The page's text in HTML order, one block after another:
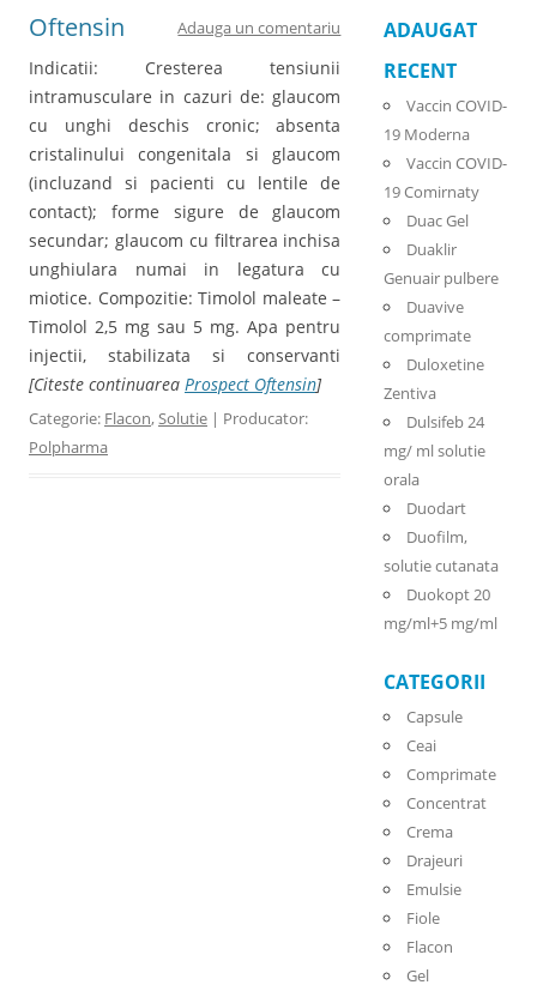
Oftensin Adauga un comentariu
Indicatii: Cresterea tensiunii
intramusculare in cazuri de: glaucom
cu unghi deschis cronic; absenta
cristalinului congenitala si glaucom
(incluzand si pacienti cu lentile de
contact); forme sigure de glaucom
secundar; glaucom cu filtrarea inchisa
unghiulara numai in legatura cu
miotice. Compozitie: Timolol maleate –
Timolol 2,5 mg sau 5 mg. Apa pentru
injectii, stabilizata si conservanti
[Citeste continuarea Prospect Oftensin]
Categorie: Flacon,Solutie | Producator:
Polpharma
ADAUGAT
RECENT
Vaccin COVID-
19 Moderna
Vaccin COVID-
19 Comirnaty
Duac Gel
Duaklir
Genuair pulbere
Duavive
comprimate
Duloxetine
Zentiva
Dulsifeb 24
mg/ ml solutie
orala
Duodart
Duofilm,
solutie cutanata
Duokopt 20
mg/ml+5 mg/ml
CATEGORII
Capsule
Ceai
Comprimate
Concentrat
Crema
Drajeuri
Emulsie
Fiole
Flacon
Gel